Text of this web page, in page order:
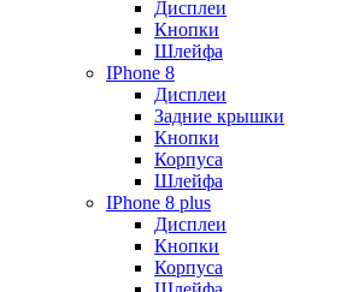
Дисплеи
Кнопки
Шлейфа
IPhone 8
Дисплеи
Задние крышки
Кнопки
Корпуса
Шлейфа
IPhone 8 plus
Дисплеи
Кнопки
Корпуса